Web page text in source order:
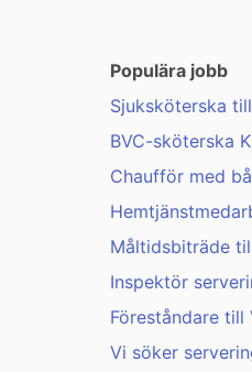
Populära jobb
Sjuksköterska
BVC-sköterska
Chaufför med
Måltidsbiträde
Inspektör
Föreståndare till
Vi söker